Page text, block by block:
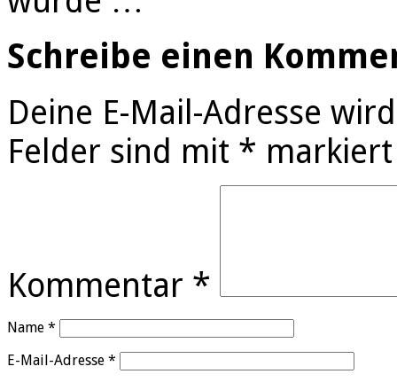
Schreibe einen
Deine E-Mail-Adresse
Felder sind mit * markiert
Kommentar *
Name *
E-Mail-Adresse *